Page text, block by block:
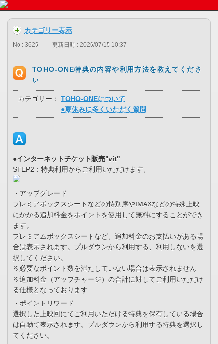
カテゴリー表示
No : 3625 更新日時 : 2026/07/15 10:37
TOHO-ONE特典の内容や利用方法を教えてくださ
い
カテゴリー：
TOHO-ONEについて
●夏休みに多くいただく質問
●インターネットチケット販売"vit"
STEP2：特典利用からご利用いただけます。
・アップグレード
プレミアボックスシートなどの特別席やIMAXなどの特殊上映
にかかる追加料金をポイントを使用して無料にすることができ
ます。
プレミアムボックスシートなど、追加料金のお支払いがある場
合は表示されます。プルダウンから利用する、利用しないを選
択してください。
※必要なポイント数を満たしていない場合は表示されません
※追加料金（アップチャージ）の合計に対してご利用いただけ
る仕様となっております
・ポイントリワード
選択した上映回にてご利用いただける特典を保有している場合
は自動で表示されます。プルダウンから利用する特典を選択し
てください。